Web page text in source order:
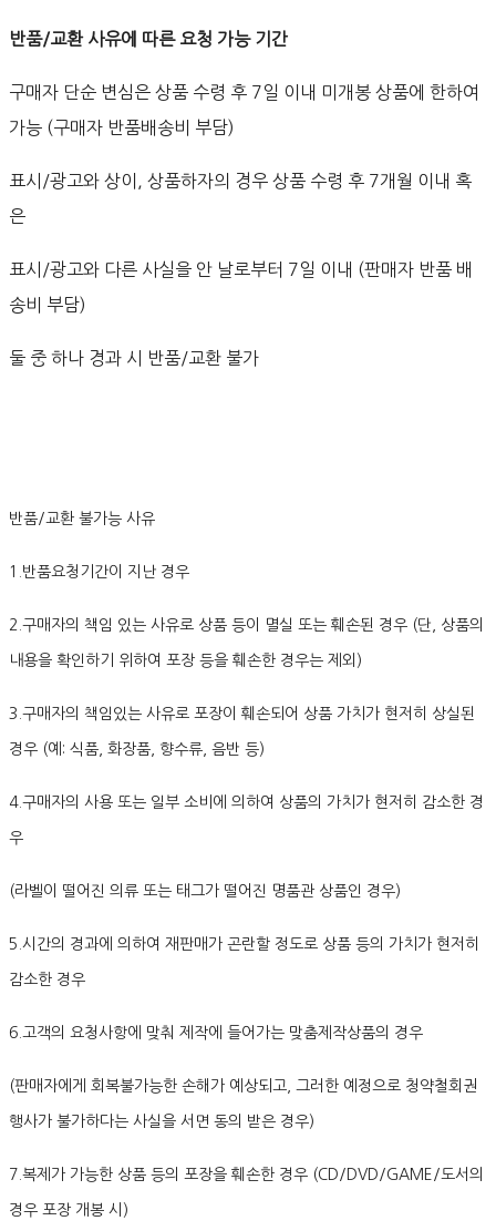
반품/교환 사유에 따른 요청 가능 기간
구매자 단순 변심은 상품 수령 후 7일 이내 미개봉 상품에 한하여
가능 (구매자 반품배송비 부담)
표시/광고와 상이, 상품하자의 경우 상품 수령 후 7개월 이내 혹
은
표시/광고와 다른 사실을 안 날로부터 7일 이내 (판매자 반품 배
송비 부담)
둘 중 하나 경과 시 반품/교환 불가
반품/교환 불가능 사유
1.반품요청기간이 지난 경우
2.구매자의 책임 있는 사유로 상품 등이 멸실 또는 훼손된 경우 (단, 상품의
내용을 확인하기 위하여 포장 등을 훼손한 경우는 제외)
3.구매자의 책임있는 사유로 포장이 훼손되어 상품 가치가 현저히 상실된
경우 (예: 식품, 화장품, 향수류, 음반 등)
4.구매자의 사용 또는 일부 소비에 의하여 상품의 가치가 현저히 감소한 경
우
(라벨이 떨어진 의류 또는 태그가 떨어진 명품관 상품인 경우)
5.시간의 경과에 의하여 재판매가 곤란할 정도로 상품 등의 가치가 현저히
감소한 경우
6.고객의 요청사항에 맞춰 제작에 들어가는 맞춤제작상품의 경우
(판매자에게 회복불가능한 손해가 예상되고, 그러한 예정으로 청약철회권
행사가 불가하다는 사실을 서면 동의 받은 경우)
7.복제가 가능한 상품 등의 포장을 훼손한 경우 (CD/DVD/GAME/도서의
경우 포장 개봉 시)